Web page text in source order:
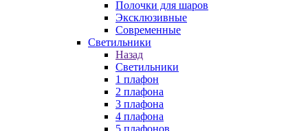
Полочки для шаров
Эксклюзивные
Современные
Светильники
Назад
Светильники
1 плафон
2 плафона
3 плафона
4 плафона
5 плафонов